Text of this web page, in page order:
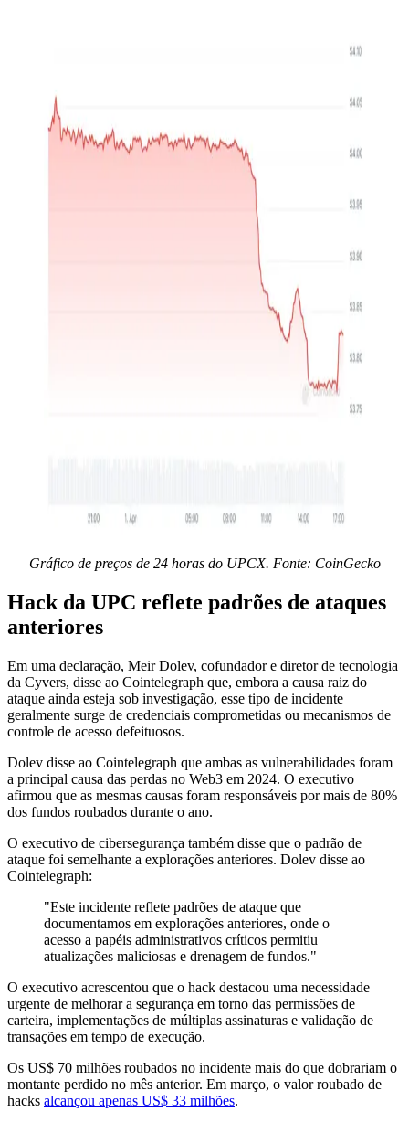
Gráfico de preços de 24 horas do UPCX. Fonte: CoinGecko
Hack da UPC reflete padrões de ataques
anteriores
Em uma declaração, Meir Dolev, cofundador e diretor de tecnologia
da Cyvers, disse ao Cointelegraph que, embora a causa raiz do
ataque ainda esteja sob investigação, esse tipo de incidente
geralmente surge de credenciais comprometidas ou mecanismos de
controle de acesso defeituosos.
Dolev disse ao Cointelegraph que ambas as vulnerabilidades foram
a principal causa das perdas no Web3 em 2024. O executivo
afirmou que as mesmas causas foram responsáveis por mais de 80%
dos fundos roubados durante o ano.
O executivo de cibersegurança também disse que o padrão de
ataque foi semelhante a explorações anteriores. Dolev disse ao
Cointelegraph:
"Este incidente reflete padrões de ataque que
documentamos em explorações anteriores, onde o
acesso a papéis administrativos críticos permitiu
atualizações maliciosas e drenagem de fundos."
O executivo acrescentou que o hack destacou uma necessidade
urgente de melhorar a segurança em torno das permissões de
carteira, implementações de múltiplas assinaturas e validação de
transações em tempo de execução.
Os US$ 70 milhões roubados no incidente mais do que dobrariam o
montante perdido no mês anterior. Em março, o valor roubado de
hacks alcançou apenas US$ 33 milhões.